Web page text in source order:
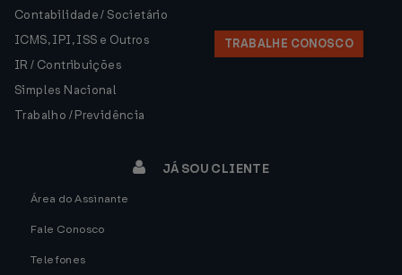
Contabilidade / Societário
ICMS, IPI, ISS e Outros
IR / Contribuições
Simples Nacional
Trabalho / Previdência
TRABALHE CONOSCO
JÁ SOU CLIENTE
Área do Assinante
Fale Conosco
Telefones